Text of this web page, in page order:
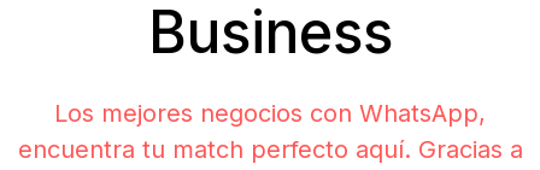
Business
Los mejores negocios con WhatsApp,
encuentra tu match perfecto aquí. Gracias a